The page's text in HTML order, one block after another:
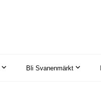
Bli Svanenmärkt